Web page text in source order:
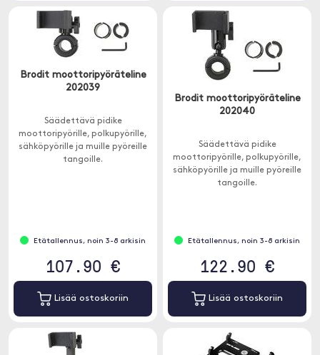
Brodit moottoripyöräteline
202039
Säädettävä pidike
moottoripyörille, polkupyörille,
sähköpyörille ja muille pyöreille
tangoille.
Etätallennus, noin 3-8 arkisin
107.90 €
Lisää ostoskoriin
Brodit moottoripyöräteline
202040
Säädettävä pidike
moottoripyörille, polkupyörille,
sähköpyörille ja muille pyöreille
tangoille.
Etätallennus, noin 3-8 arkisin
122.90 €
Lisää ostoskoriin